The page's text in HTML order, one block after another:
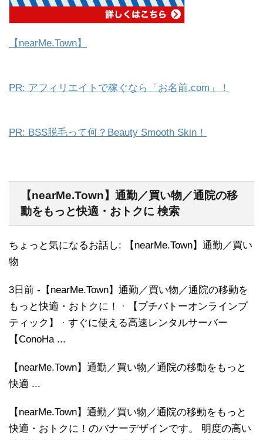
【nearMe.Town】
PR: アフィリエイトで稼ぐなら「お名前.com」！
PR: BSS脱毛って何？Beauty Smooth Skin！
【nearMe.Town】通勤／買い物／通院の移
動をもっと快適・おトクに 検索
ちょっと気になるお話し: 【nearMe.Town】通勤／買い
物
3日前 -【nearMe.Town】通勤／買い物／通院の移動を
もっと快適・おトクに！ · 【プチバトーオンラインブ
ティック】 · すぐに使える高速レンタルサーバー
【ConoHa ...
【nearMe.Town】通勤／買い物／通院の移動をもっと
快適 ...
【nearMe.Town】通勤／買い物／通院の移動をもっと
快適・おトクに！のバナーデザインです。 明度の高い